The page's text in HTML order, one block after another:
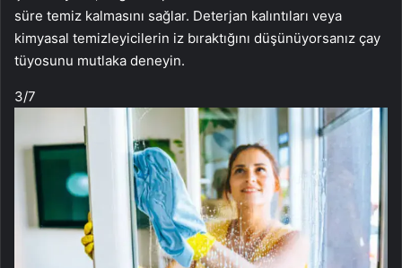
süre temiz kalmasını sağlar. Deterjan kalıntıları veya
kimyasal temizleyicilerin iz bıraktığını düşünüyorsanız çay
tüyosunu mutlaka deneyin.
3/7